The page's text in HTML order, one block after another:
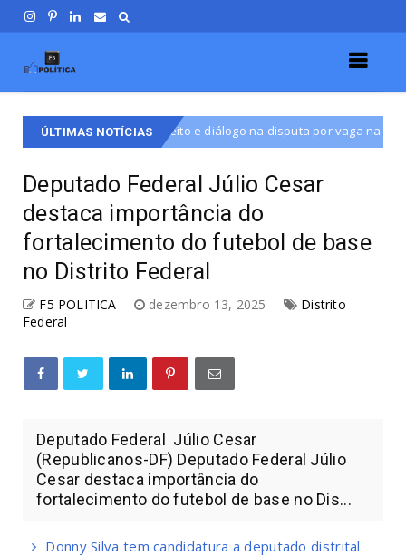
ÚLTIMAS NOTÍCIAS
respeito e diálogo na disputa por vaga na CLDF Destaque
Deputado Federal Júlio Cesar
destaca importância do
fortalecimento do futebol de base
no Distrito Federal
F5 POLITICA dezembro 13, 2025
Distrito
Federal
Deputado Federal Júlio Cesar
(Republicanos-DF) Deputado Federal Júlio
Cesar destaca importância do
fortalecimento do futebol de base no Dis...
Donny Silva tem candidatura a deputado distrital